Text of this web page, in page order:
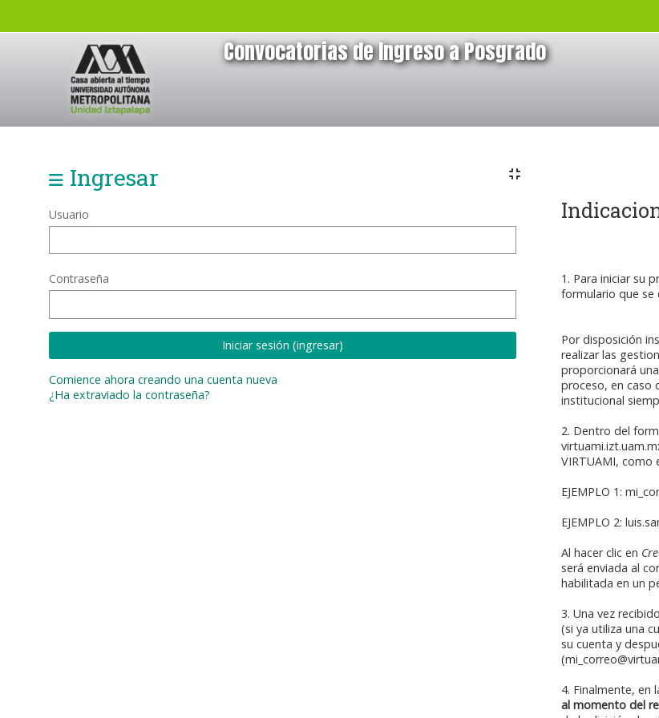
Convocatorias de Ingreso a Posgrado
Bloques
Ingresar
Usuario
Contraseña
Comience ahora creando una cuenta nueva
¿Ha extraviado la contraseña?
1. Para iniciar su
formulario que se
Por disposición
realizar las
proporcionará
proceso, en caso
institucional
2. Dentro del
VIRTUAMI, como
EJEMPLO 1:
EJEMPLO 2:
Al hacer clic en
será enviada al
habilitada en un
3. Una vez
(si ya utiliza una
su cuenta y
4. Finalmente, en
al momento del